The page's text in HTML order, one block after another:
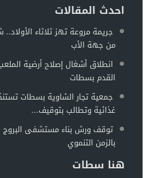
احدث المقالات
جريمة مروعة تهز ثلاثاء
من جهة الأب
انطلاق أشغال إصلاح أرضية
القدم بسطات
جمعية تجار الشاوية بسطات
غذائية وتطالب بتوقيف...
توقف ورش بناء مستشفى
بالزمن التنموي
هنا سطات